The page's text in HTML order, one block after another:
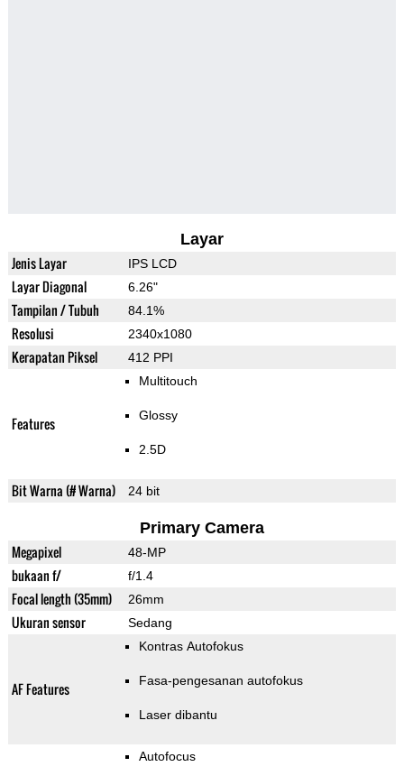
Layar
Jenis Layar IPS LCD
Layar Diagonal 6.26"
Tampilan / Tubuh 84.1%
Resolusi 2340x1080
Kerapatan Piksel 412 PPI
Features
Multitouch
Glossy
2.5D
Bit Warna (# Warna) 24 bit
Primary Camera
Megapixel 48-MP
bukaan f/ f/1.4
Focal length (35mm) 26mm
Ukuran sensor Sedang
AF Features
Kontras Autofokus
Fasa-pengesanan autofokus
Laser dibantu
Autofocus